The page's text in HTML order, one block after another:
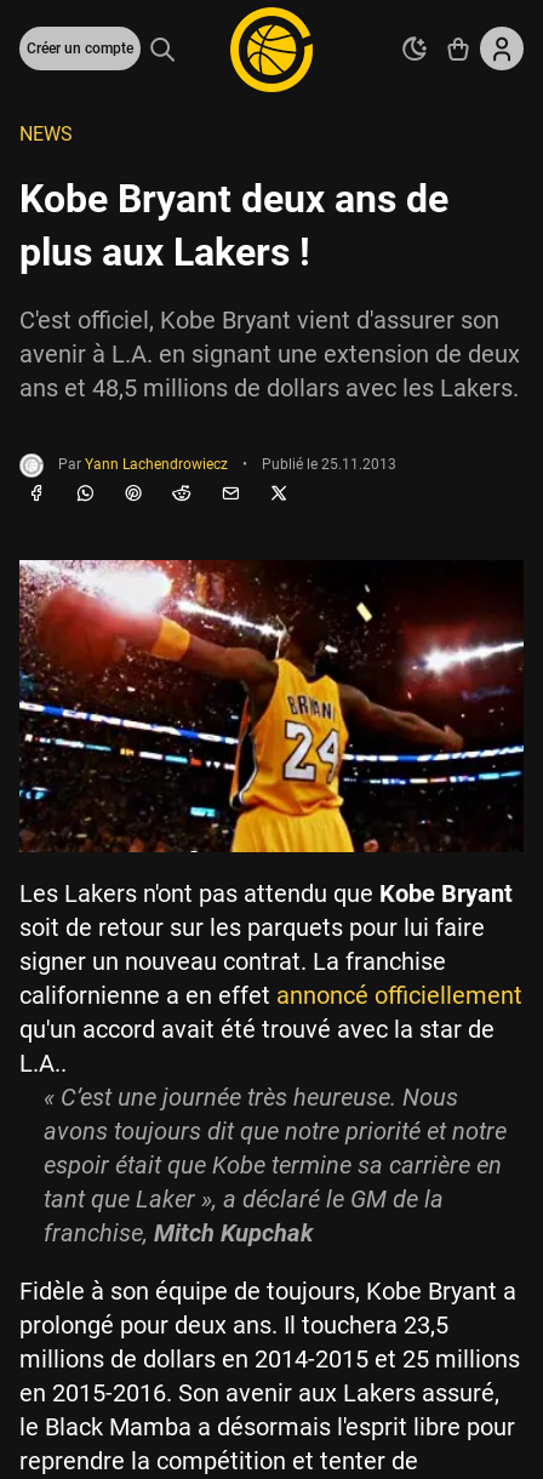
Créer un compte
NEWS
Kobe Bryant deux ans de
plus aux Lakers !
C'est officiel, Kobe Bryant vient d'assurer son
avenir à L.A. en signant une extension de deux
ans et 48,5 millions de dollars avec les Lakers.
Par Yann Lachendrowiecz • Publié le 25.11.2013
Les Lakers n'ont pas attendu que Kobe Bryant
soit de retour sur les parquets pour lui faire
signer un nouveau contrat. La franchise
californienne a en effet annoncé officiellement
qu'un accord avait été trouvé avec la star de
L.A..
« C’est une journée très heureuse. Nous
avons toujours dit que notre priorité et notre
espoir était que Kobe termine sa carrière en
tant que Laker », a déclaré le GM de la
franchise, Mitch Kupchak
Fidèle à son équipe de toujours, Kobe Bryant a
prolongé pour deux ans. Il touchera 23,5
millions de dollars en 2014-2015 et 25 millions
en 2015-2016. Son avenir aux Lakers assuré,
le Black Mamba a désormais l'esprit libre pour
reprendre la compétition et tenter de